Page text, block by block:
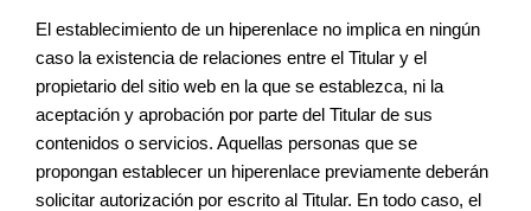
El establecimiento de un hiperenlace no implica en ningún
caso la existencia de relaciones entre el Titular y el
propietario del sitio web en la que se establezca, ni la
aceptación y aprobación por parte del Titular de sus
contenidos o servicios. Aquellas personas que se
propongan establecer un hiperenlace previamente deberán
solicitar autorización por escrito al Titular. En todo caso, el